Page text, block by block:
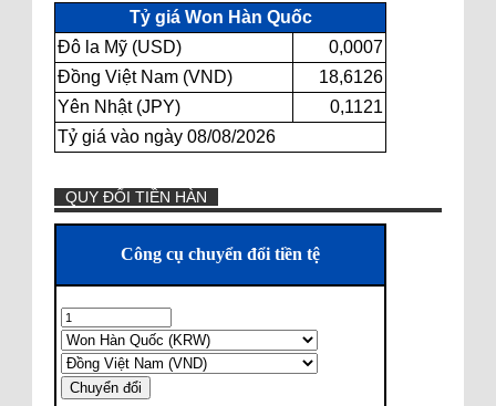
Tỷ giá Won Hàn Quốc
Đô la Mỹ (USD)
0,0007
Đồng Việt Nam (VND)
18,6126
Yên Nhật (JPY)
0,1121
Tỷ giá vào ngày 08/08/2026
QUY ĐỔI TIỀN HÀN